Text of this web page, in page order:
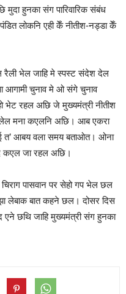
हुनका संग पारिवारिक संबंध
लोकनि एही केँ नीतीश-नड्डा केँ
रैली भेल जाहि मे स्पस्ट संदेश देल
चुनाव मे ओ संगे चुनाव
भेट रहल अछि जे मुख्यमंत्री नीतीश
लेल मना कएलनि अछि। आब एकरा
ई त’ आबय वला समय बताओत। ओना
कएल जा रहल अछि।
पासवान पर सेहो गप भेल छल
लेबाक बात कहने छल। दोसर दिस
एने छथि जाहि मुख्यमंत्री संग हुनका